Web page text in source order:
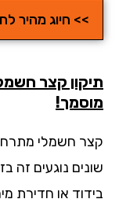
>> חיוג מהיר
קצר חשמל
חשמלי מתרחש
נוגעים זה בזה.
או חדירת מים